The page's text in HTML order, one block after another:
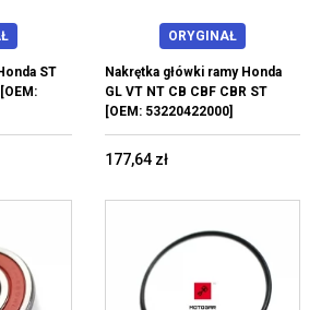
ST
ORYGINAŁ
Nakrętka główki ramy Honda
GL VT NT CB CBF CBR ST
[OEM: 53220422000]
177,64 zł